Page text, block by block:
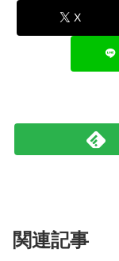
X
関連記事